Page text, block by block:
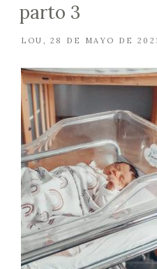
parto 3
LOU 28 DE MAYO DE